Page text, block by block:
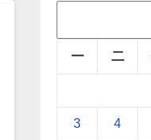
一 二
3 4